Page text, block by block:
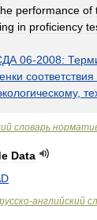
performance of
in proficiency
06-2008:
соответствия
,
словарь
Data
русско-английский